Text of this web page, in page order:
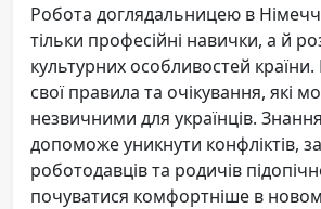
Робота доглядальницею в
тільки професійні навички, а й
культурних особливостей
свої правила та очікування, які
незвичними для українців.
допоможе уникнути конфліктів,
роботодавців та родичів
почуватися комфортніше в